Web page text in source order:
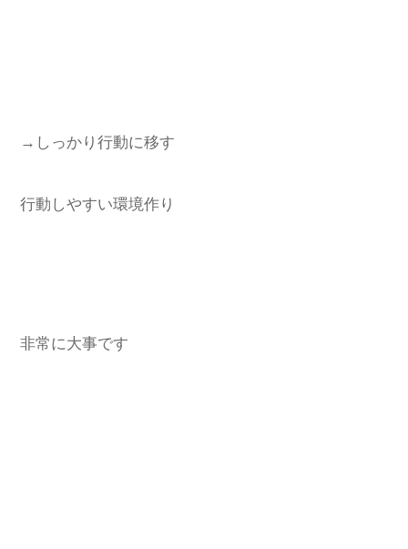
→しっかり行動に移す
行動しやすい環境作り
非常に大事です